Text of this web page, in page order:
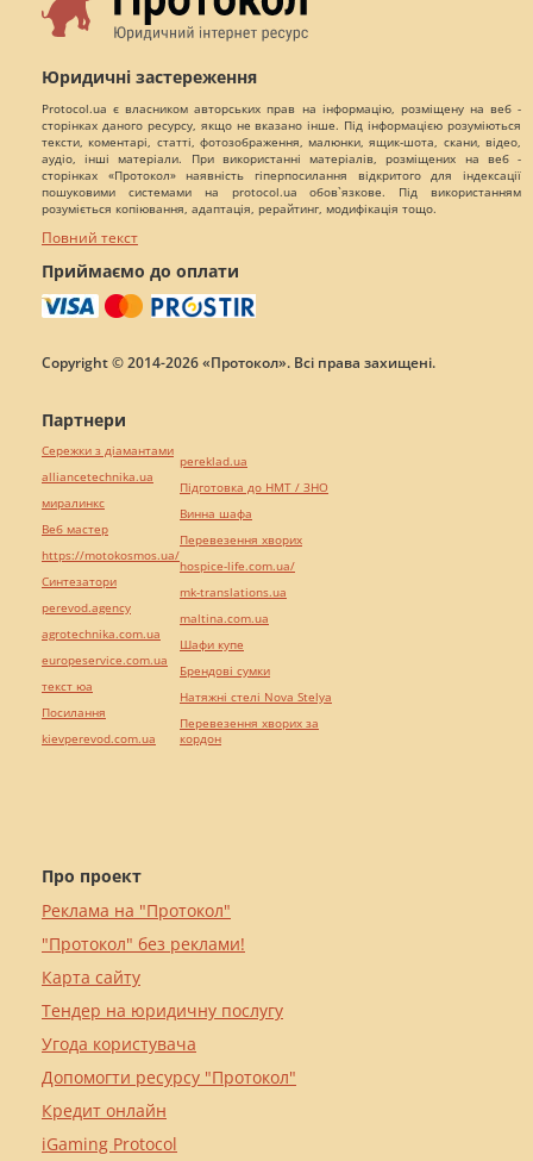
Юридичні застереження
Protocol.ua є власником авторських прав на інформацію, розміщену на веб -
сторінках даного ресурсу, якщо не вказано інше. Під інформацією розуміються
тексти, коментарі, статті, фотозображення, малюнки, ящик-шота, скани, відео,
аудіо, інші матеріали. При використанні матеріалів, розміщених на веб -
сторінках «Протокол» наявність гіперпосилання відкритого для індексації
пошуковими системами на protocol.ua обов`язкове. Під використанням
розуміється копіювання, адаптація, рерайтинг, модифікація тощо.
Повний текст
Приймаємо до оплати
Copyright © 2014-2026 «Протокол». Всі права захищені.
Про проект
Реклама на "Протокол"
"Протокол" без реклами!
Карта сайту
Тендер на юридичну послугу
Угода користувача
Допомогти ресурсу "Протокол"
Кредит онлайн
iGaming Protocol
Партнери
Сережки з діамантами
alliancetechnika.ua
миралинкс
Веб мастер
https://motokosmos.ua/
Синтезатори
perevod.agency
agrotechnika.com.ua
europeservice.com.ua
текст юа
Посилання
kievperevod.com.ua
pereklad.ua
Підготовка до НМТ / ЗНО
Винна шафа
Перевезення хворих
hospice-life.com.ua/
mk-translations.ua
maltina.com.ua
Шафи купе
Брендові сумки
Натяжні стелі Nova Stelya
Перевезення хворих за
кордон